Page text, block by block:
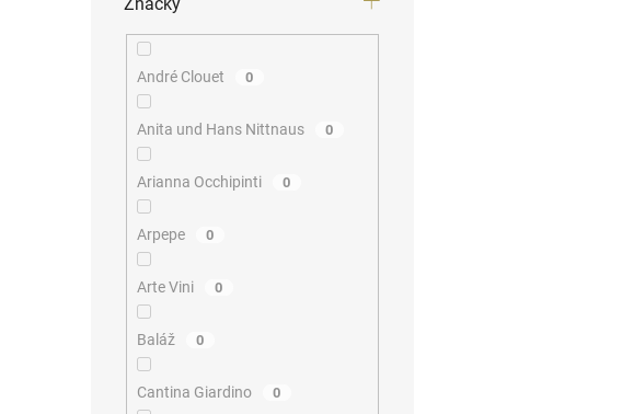
André Clouet 0
Anita und Hans Nittnaus 0
Arianna Occhipinti 0
Arpepe 0
Arte Vini 0
Baláž 0
Cantina Giardino 0